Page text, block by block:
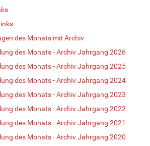
des Monats mit Archiv
des Monats - Archiv Jahrgang 2026
des Monats - Archiv Jahrgang 2025
des Monats - Archiv Jahrgang 2024
des Monats - Archiv Jahrgang 2023
des Monats - Archiv Jahrgang 2022
des Monats - Archiv Jahrgang 2021
des Monats - Archiv Jahrgang 2020